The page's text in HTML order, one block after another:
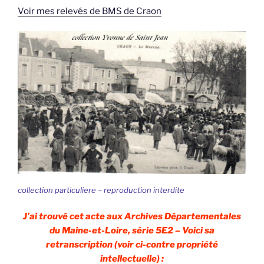
Voir mes relevés de BMS de Craon
collection particuliere – reproduction interdite
J’ai trouvé cet acte aux Archives Départementales
du Maine-et-Loire, série 5E2 – Voici sa
retranscription (voir ci-contre propriété
intellectuelle) :